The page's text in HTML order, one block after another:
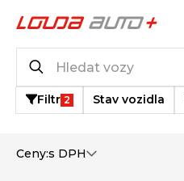
Filtr 2 Stav vozidla
Ceny:s DPH